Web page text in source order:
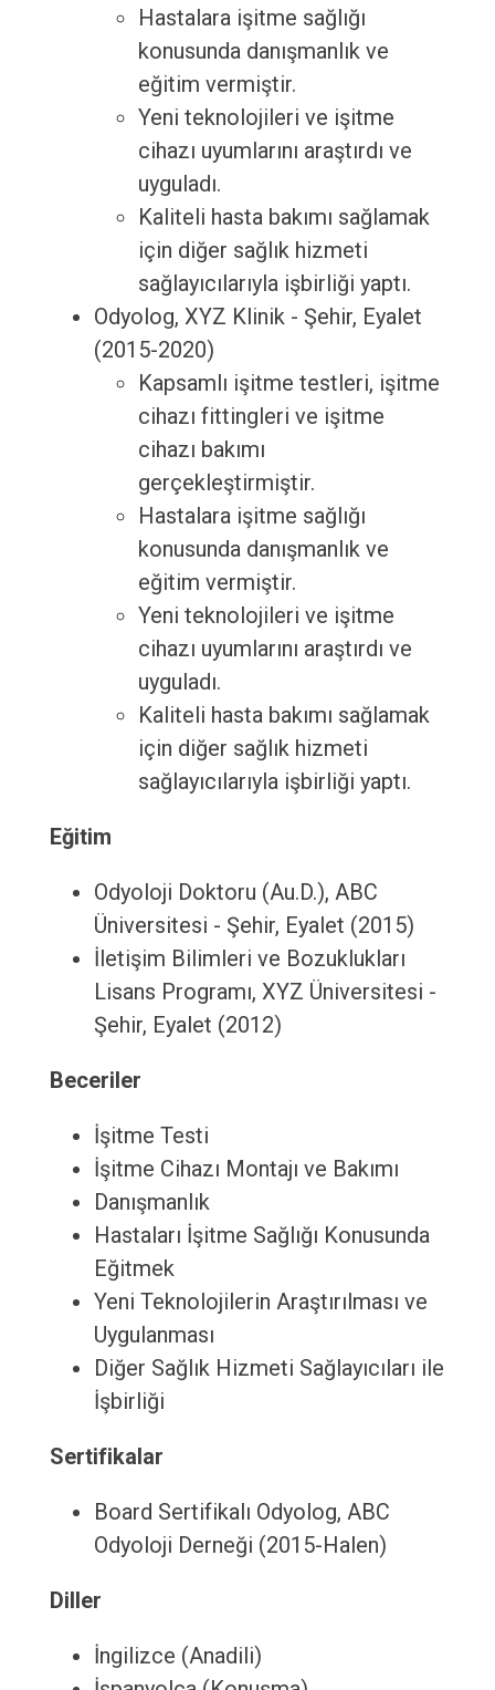
Hastalara işitme sağlığı
konusunda danışmanlık ve
eğitim vermiştir.
Yeni teknolojileri ve işitme
cihazı uyumlarını araştırdı ve
uyguladı.
Kaliteli hasta bakımı sağlamak
için diğer sağlık hizmeti
sağlayıcılarıyla işbirliği yaptı.
Odyolog, XYZ Klinik - Şehir, Eyalet
(2015-2020)
Kapsamlı işitme testleri, işitme
cihazı fittingleri ve işitme
cihazı bakımı
gerçekleştirmiştir.
Hastalara işitme sağlığı
konusunda danışmanlık ve
eğitim vermiştir.
Yeni teknolojileri ve işitme
cihazı uyumlarını araştırdı ve
uyguladı.
Kaliteli hasta bakımı sağlamak
için diğer sağlık hizmeti
sağlayıcılarıyla işbirliği yaptı.
Eğitim
Odyoloji Doktoru (Au.D.), ABC
Üniversitesi - Şehir, Eyalet (2015)
İletişim Bilimleri ve Bozuklukları
Lisans Programı, XYZ Üniversitesi -
Şehir, Eyalet (2012)
Beceriler
İşitme Testi
İşitme Cihazı Montajı ve Bakımı
Danışmanlık
Hastaları İşitme Sağlığı Konusunda
Eğitmek
Yeni Teknolojilerin Araştırılması ve
Uygulanması
Diğer Sağlık Hizmeti Sağlayıcıları ile
İşbirliği
Sertifikalar
Board Sertifikalı Odyolog, ABC
Odyoloji Derneği (2015-Halen)
Diller
İngilizce (Anadili)